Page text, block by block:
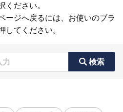
ください。
ージへ戻るには、お使いのブラ
してください。
検索